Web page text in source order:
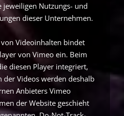
jeweiligen Nutzungs- und
dieser Unternehmen.
Videoinhalten bindet
von Vimeo ein. Beim
diesen Player integriert,
der Videos werden deshalb
Anbieters Vimeo
der Website geschieht